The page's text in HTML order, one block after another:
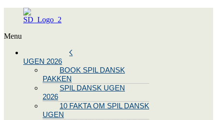
Menu
SPIL DANSK
UGEN 2026
BOOK SPIL DANSK
PAKKEN
SPIL DANSK UGEN
2026
10 FAKTA OM SPIL DANSK
UGEN